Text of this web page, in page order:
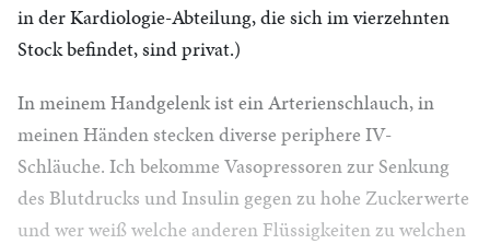
in der Kardiologie-Abteilung, die sich im vierzehnten
Stock befindet, sind privat.)
In meinem Handgelenk ist ein Arterienschlauch, in
meinen Händen stecken diverse periphere IV-
Schläuche. Ich bekomme Vasopressoren zur Senkung
des Blutdrucks und Insulin gegen zu hohe Zuckerwerte
und wer weiß welche anderen Flüssigkeiten zu welchen